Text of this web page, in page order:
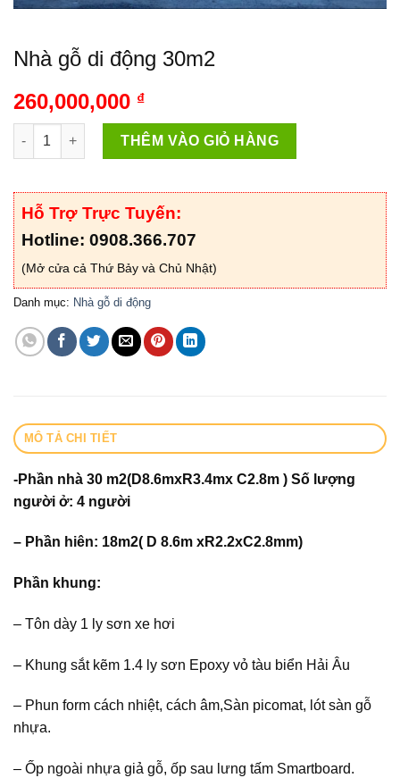
Nhà gỗ di động 30m2
260,000,000 ₫
Nhà gỗ di động 30m2 số lượng
THÊM VÀO GIỎ HÀNG
Hỗ Trợ Trực Tuyến:
Hotline: 0908.366.707
(Mở cửa cả Thứ Bảy và Chủ Nhật)
Danh mục: Nhà gỗ di động
MÔ TẢ CHI TIẾT
-Phần nhà 30 m2(D8.6mxR3.4mx C2.8m ) Số lượng
người ở: 4 người
– Phần hiên: 18m2( D 8.6m xR2.2xC2.8mm)
Phần khung:
– Tôn dày 1 ly sơn xe hơi
– Khung sắt kẽm 1.4 ly sơn Epoxy vỏ tàu biển Hải Âu
– Phun form cách nhiệt, cách âm,Sàn picomat, lót sàn gỗ
nhựa.
– Ốp ngoài nhựa giả gỗ, ốp sau lưng tấm Smartboard.